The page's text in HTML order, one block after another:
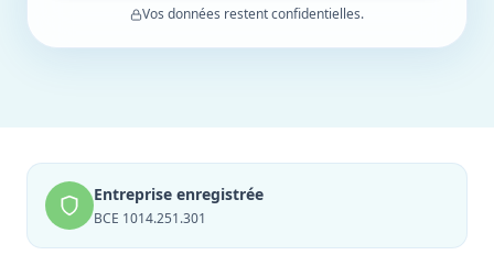
Vos données restent confidentielles.
Entreprise enregistrée
BCE 1014.251.301